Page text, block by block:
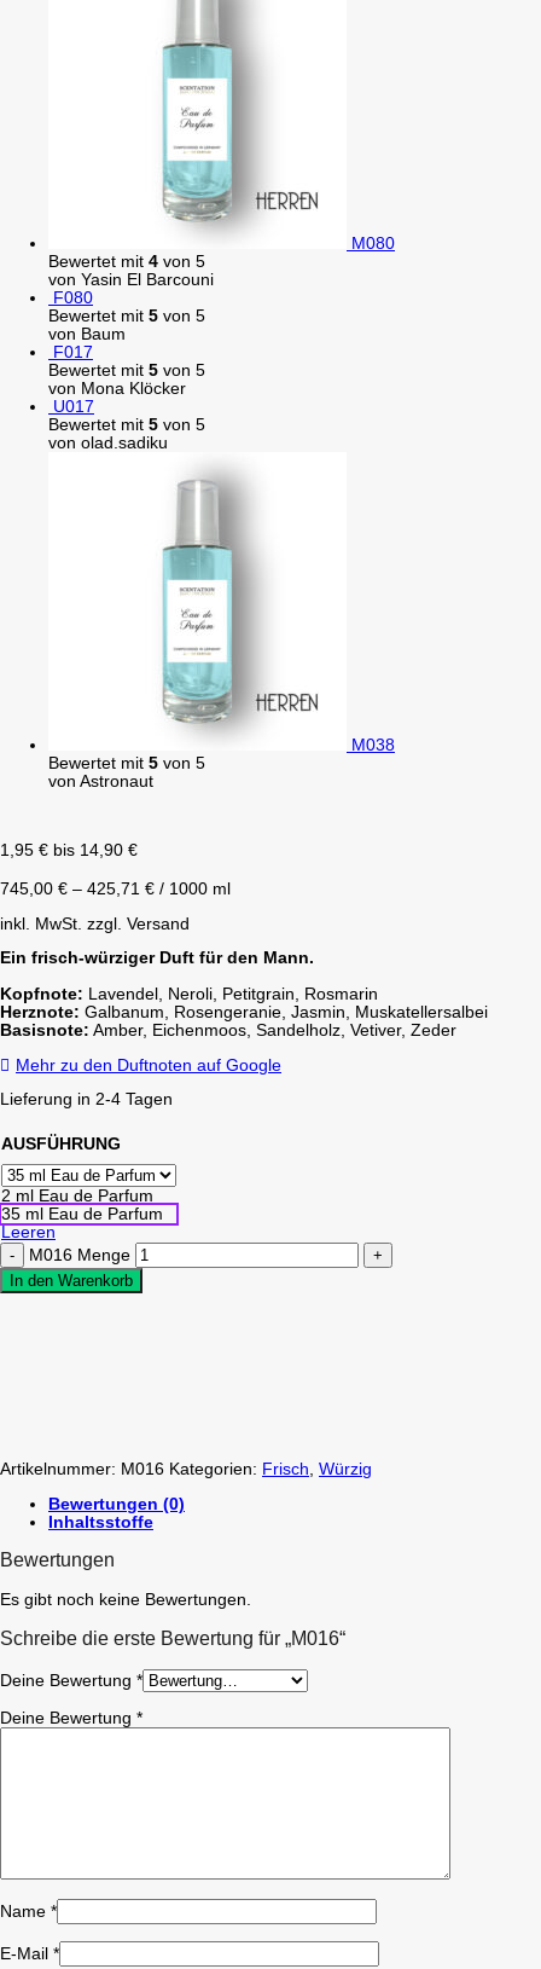
M080
Bewertet mit 4 von 5
von Yasin El Barcouni
F080
Bewertet mit 5 von 5
von Baum
F017
Bewertet mit 5 von 5
von Mona Klöcker
U017
Bewertet mit 5 von 5
von olad.sadiku
M038
Bewertet mit 5 von 5
von Astronaut
1,95 € bis 14,90 €
745,00 € – 425,71 € / 1000 ml
inkl. MwSt. zzgl. Versand
Ein frisch-würziger Duft für den Mann.
Kopfnote: Lavendel, Neroli, Petitgrain, Rosmarin
Herznote: Galbanum, Rosengeranie, Jasmin, Muskatellersalbei
Basisnote: Amber, Eichenmoos, Sandelholz, Vetiver, Zeder
Mehr zu den Duftnoten auf Google
Lieferung in 2-4 Tagen
AUSFÜHRUNG
2 ml Eau de Parfum
35 ml Eau de Parfum
Leeren
M016 Menge
In den Warenkorb
Artikelnummer: M016 Kategorien: Frisch Würzig
Bewertungen (0)
Inhaltsstoffe
Bewertungen
Es gibt noch keine Bewertungen.
Schreibe die erste Bewertung für „M016“
Deine Bewertung *
Deine Bewertung *
Name *
E-Mail *